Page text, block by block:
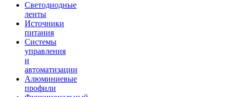
Светодиодные
ленты
Источники
питания
Системы
управления
и
автоматизации
Алюминиевые
профили